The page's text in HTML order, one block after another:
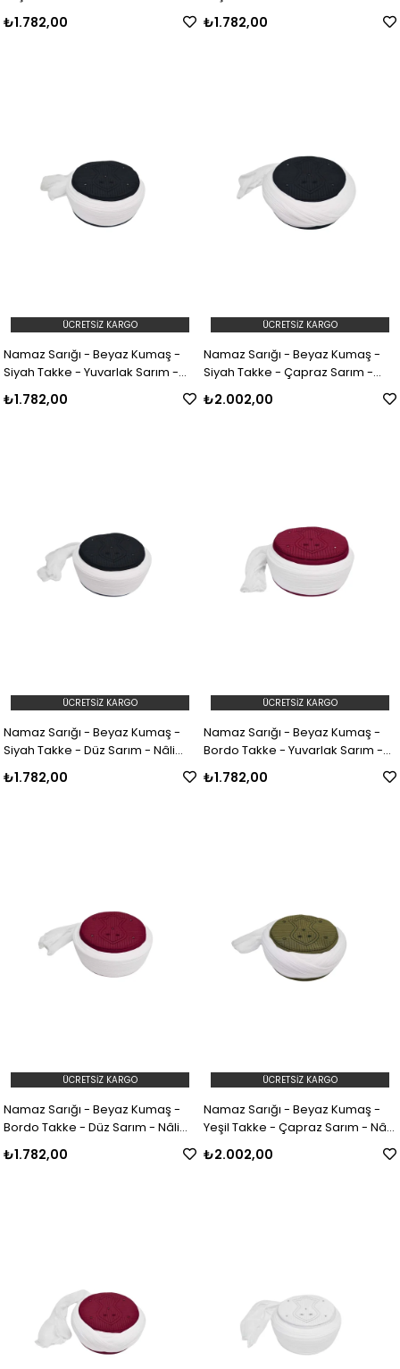
₺1.782,00 ₺1.782,00
Namaz Sarığı - Beyaz Kumaş -
Siyah Takke - Yuvarlak Sarım -
Nâli Şerif - 5 metre (Züabeli)
₺1.782,00
ÜCRETSIZ KARGO
Namaz Sarığı - Beyaz Kumaş -
Siyah Takke - Çapraz Sarım -
Nâli Şerif - 7 metre (Züabeli)
₺2.002,00
ÜCRETSIZ KARGO
Namaz Sarığı - Beyaz Kumaş -
Siyah Takke - Düz Sarım - Nâli
₺1.782,00
ÜCRETSIZ KARGO
Namaz Sarığı - Beyaz Kumaş -
Bordo Takke - Yuvarlak Sarım -
₺1.782,00
ÜCRETSIZ KARGO
Namaz Sarığı - Beyaz Kumaş -
Bordo Takke - Düz Sarım - Nâli
Şerif - 5 metre (Züabeli)
₺1.782,00
ÜCRETSIZ KARGO
Namaz Sarığı - Beyaz Kumaş -
Yeşil Takke - Çapraz Sarım - Nâli
Şerif - 7 metre (Züabeli)
₺2.002,00
ÜCRETSIZ KARGO